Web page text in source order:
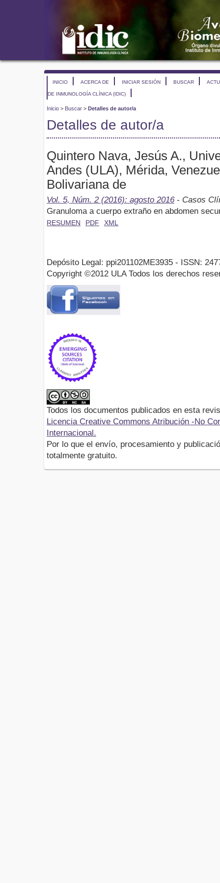
INICIO ACERCA DE INICIAR SESIÓN BUSCAR
DE INMUNOLOGÍA CLÍNICA (IDIC)
Inicio > Buscar > Detalles de autor/a
Detalles de autor/a
Quintero Nava, Jesús A.,
Andes (ULA), Mérida,
Bolivariana de
Vol. 5, Núm. 2 (2016): agosto 2016- Casos
Granuloma a cuerpo extraño en abdomen
RESUMEN PDF XML
Depósito Legal: ppi201102ME3935 - ISSN:
Copyright ©2012 ULA Todos los derechos
Todos los documentos publicados en esta
Licencia Creative Commons Atribución -No
Internacional.
Por lo que el envío, procesamiento y
totalmente gratuito.